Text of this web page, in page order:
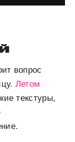
вопрос
Летом
текстуры,